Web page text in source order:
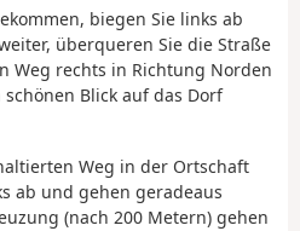
biegen Sie links ab
überqueren Sie die Straße
Weg rechts in Richtung Norden
Blick auf das Dorf
Weg in der Ortschaft
ab und gehen geradeaus
(nach 200 Metern) gehen